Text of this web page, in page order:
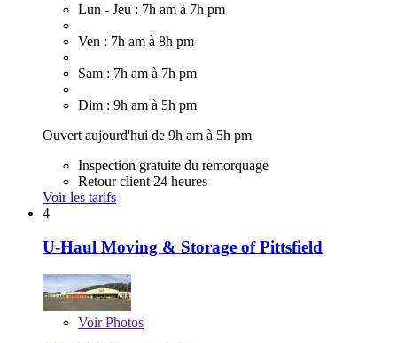
Lun - Jeu : 7h am à 7h pm
Ven : 7h am à 8h pm
Sam : 7h am à 7h pm
Dim : 9h am à 5h pm
Ouvert aujourd'hui de 9h am à 5h pm
Inspection gratuite du remorquage
Retour client 24 heures
Voir les tarifs
4
U-Haul Moving & Storage of Pittsfield
VoirPhotos